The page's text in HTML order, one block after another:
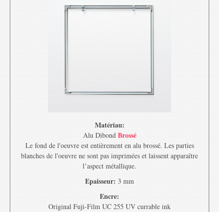
Matériau:
Alu Dibond Brossé
Le fond de l'oeuvre est entièrement en alu brossé. Les parties
blanches de l'oeuvre ne sont pas imprimées et laissent apparaître
l’aspect métallique.
Epaisseur: 3 mm
Encre:
Original Fuji-Film UC 255 UV currable ink